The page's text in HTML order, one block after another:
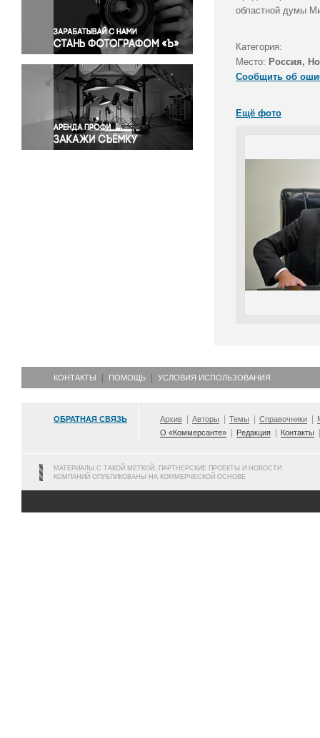
Правосудие
Происшествия и конфликты
Религия
Светская жизнь
Спорт
Экология
Экономика и бизнес
областной думы
Категория:
Место: Россия,
Сообщить об
Ещё фото
КОНТАКТЫ ПОМОЩЬ УСЛОВИЯ ИСПОЛЬЗОВАНИЯ
ОБРАТНАЯ СВЯЗЬ Архив Авторы Темы Справочники
О «Коммерсанте»
Редакция Контакты
МАТЕРИАЛЫ С ТАКОЙ МЕТКОЙ, ПАРТНЕРСКИЕ ПРОЕКТЫ И НОВОСТИ
КОМПАНИЙ ОПУБЛИКОВАНЫ НА КОММЕРЧЕСКОЙ ОСНОВЕ